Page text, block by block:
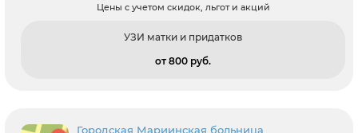
Цены с учетом скидок, льгот и акций
УЗИ матки и придатков
от 800 pуб.
Городская Мариинская больница